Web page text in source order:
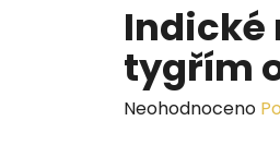
Indické
tygřím
Průměrné
Neohodnoceno